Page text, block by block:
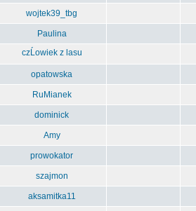
wojtek39_tbg
Paulina
czĹowiek z lasu
opatowska
RuMianek
dominick
Amy
prowokator
szajmon
aksamitka11